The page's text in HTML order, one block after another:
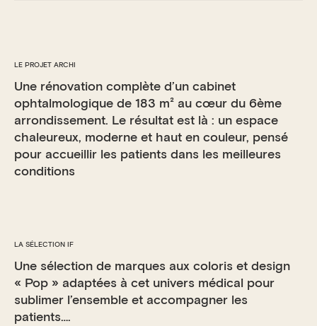
LE PROJET ARCHI
Une rénovation complète d’un cabinet
ophtalmologique de 183 m² au cœur du 6ème
arrondissement. Le résultat est là : un espace
chaleureux, moderne et haut en couleur, pensé
pour accueillir les patients dans les meilleures
conditions
LA SÉLECTION IF
Une sélection de marques aux coloris et design
« Pop » adaptées à cet univers médical pour
sublimer l’ensemble et accompagner les
patients….